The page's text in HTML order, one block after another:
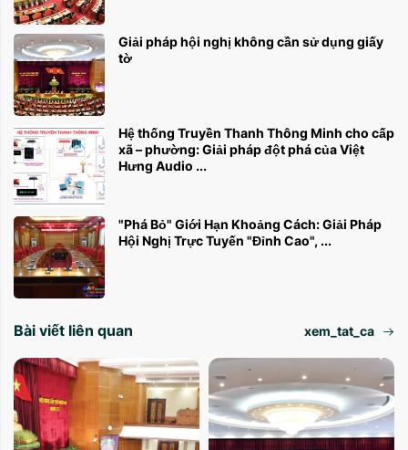
Giải pháp hội nghị không cần sử dụng giấy
tờ
Hệ thống Truyền Thanh Thông Minh cho cấp
xã – phường: Giải pháp đột phá của Việt
Hưng Audio ...
"Phá Bỏ" Giới Hạn Khoảng Cách: Giải Pháp
Hội Nghị Trực Tuyến "Đỉnh Cao", ...
Bài viết liên quan xem_tat_ca